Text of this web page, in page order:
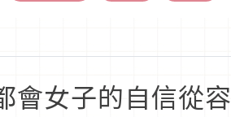
會女子的自信從容